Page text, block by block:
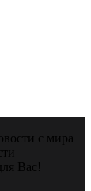
с мира
Вас!